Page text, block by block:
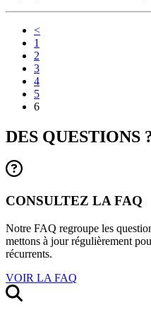
<
1
2
3
4
5
6
DES QUESTIONS
CONSULTEZ LA FAQ
Notre FAQ regroupe les
mettons à jour régulièrement
récurrents.
VOIR LA FAQ